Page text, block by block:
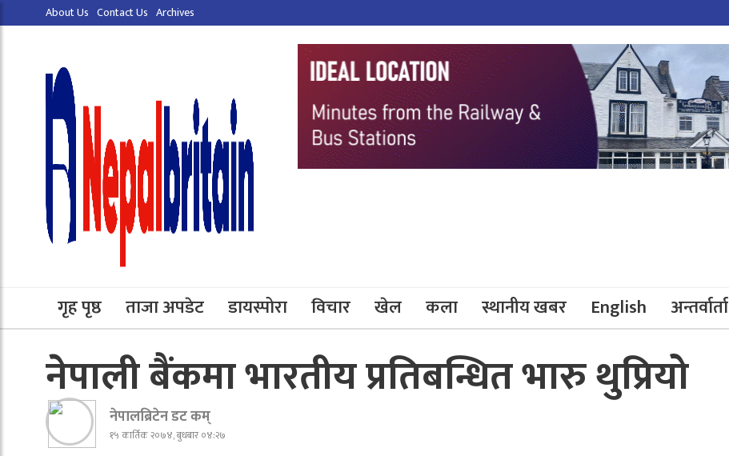
About Us Contact Us Archives
गृह पृष्ठ ताजा अपडेट डायस्पोरा विचार खेल कला स्थानीय खबर English अन्तर्वार्ता
नेपाली बैंकमा भारतीय प्रतिबन्धित भारु थुप्रियो
नेपालब्रिटेन डट कम्
१५ कार्तिक २०७४, बुधबार ०४:२७